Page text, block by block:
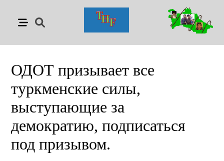
ОДОТ призывает все
туркменские силы,
выступающие за
демократию, подписаться
под призывом.